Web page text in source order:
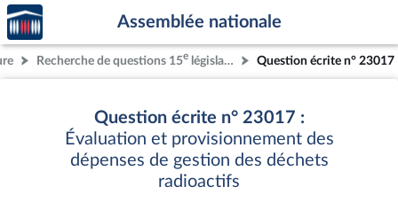
Aller au contenu
Aller en bas de la page
Accèder
à la
page
d'accueil
Assemblée nationale
Recherche de questions 15e législature Question écrite n° 23017
Question écrite n° 23017 :
Évaluation et provisionnement des
dépenses de gestion des déchets
radioactifs